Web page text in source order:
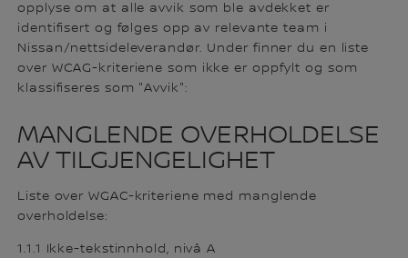
opplyse om at alle avvik som ble avdekket er
identifisert og følges opp av relevante team i
Nissan/nettsideleverandør. Under finner du en liste
over WCAG-kriteriene som ikke er oppfylt og som
klassifiseres som "Avvik":
MANGLENDE OVERHOLDELSE
AV TILGJENGELIGHET
Liste over WGAC-kriteriene med manglende
overholdelse:
1.1.1 Ikke-tekstinnhold, nivå A